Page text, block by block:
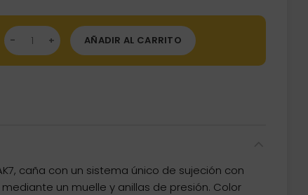
Shaft Cuesoul Tero Flights Black Slim B 32mm AK7 cantidad
AÑADIR AL CARRITO
caña con un sistema único de sujeción con
un muelle y anillas de presión. Color